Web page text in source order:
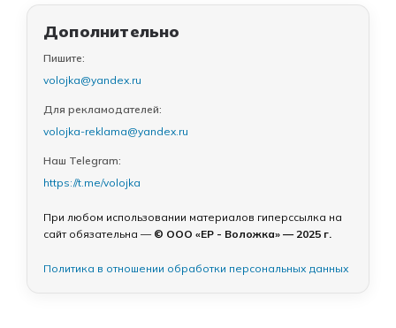
Дополнительно
Пишите:
volojka@yandex.ru
Для рекламодателей:
volojka-reklama@yandex.ru
Наш Telegram:
https://t.me/volojka
При любом использовании материалов гиперссылка на
сайт обязательна — © ООО «ЕР - Воложка» — 2025 г.
Политика в отношении обработки персональных данных